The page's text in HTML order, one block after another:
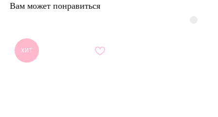
Вам может понравиться
ХИТ